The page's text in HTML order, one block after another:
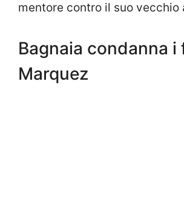
mentore contro il suo vecchio
Bagnaia condanna i
Marquez